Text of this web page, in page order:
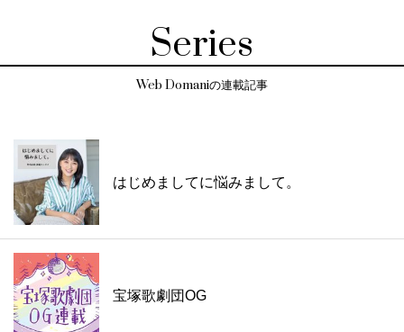
Series
Web Domaniの連載記事
はじめましてに悩みまして。
宝塚歌劇団OG